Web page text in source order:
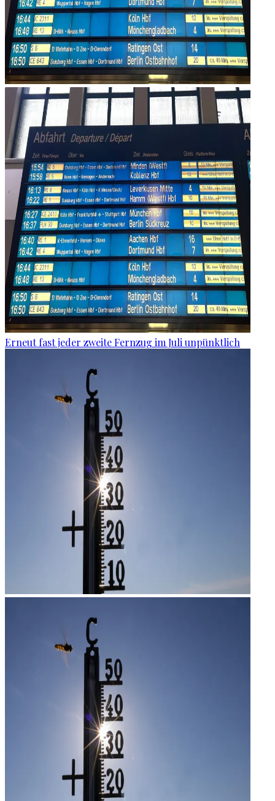
Erneut fast jeder zweite Fernzug im Juli unpünktlich